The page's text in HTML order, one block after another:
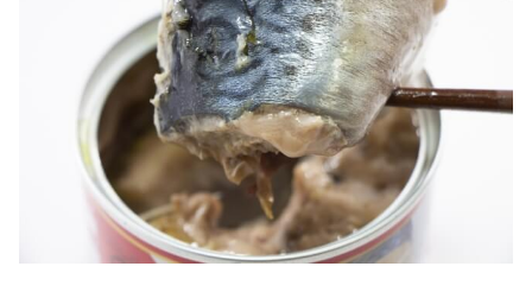
ンビニ
昼食③
麺
› コンビニダイ
エットにお菓
子は厳禁？ダ
イエット中も